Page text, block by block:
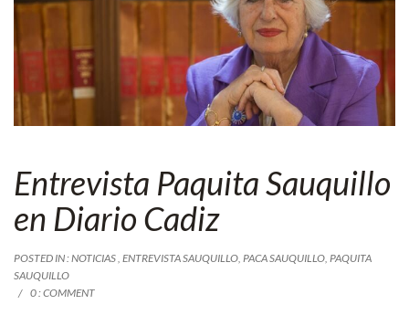
Entrevista Paquita Sauquillo
en Diario Cadiz
POSTED IN :NOTICIAS, ENTREVISTA SAUQUILLO, PACA SAUQUILLO, PAQUITA
SAUQUILLO
0 : COMMENT